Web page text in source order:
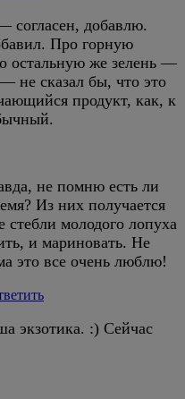
согласен, добавлю.
Про горную
остальную же зелень —
не сказал бы, что это
продукт, как, к
не помню есть ли
Из них получается
молодого лопуха
и мариновать. Не
это все очень люблю!
экзотика. :) Сейчас